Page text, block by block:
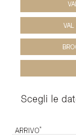
VAL
Scegli le
ARRIVO*